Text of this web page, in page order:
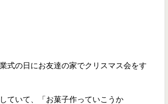
式の日にお友達の家でクリスマス会をす
ていて、「お菓子作っていこうか